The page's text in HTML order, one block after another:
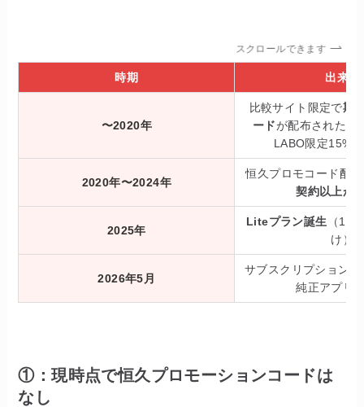
スクロールできます
時期 出来事
〜2020年
比較サイト限定で期
ードが配布された時
LABO限定
2020年〜2024年
恒久プロモコード配
契約以上が
2025年
Liteプラン誕生 （1
け）
2026年5月
サブスクリプション
純正アプリ
①：現時点で恒久プロモーションコードは
なし